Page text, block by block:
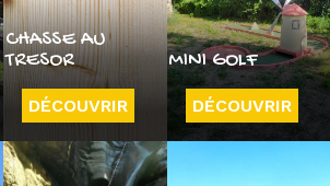
CHASSE AU
TRESOR
DÉCOUVRIR
MINI GOLF
DÉCOUVRIR